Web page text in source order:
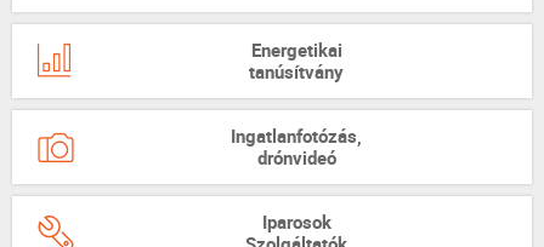
Energetikai
tanúsítvány
Ingatlanfotózás,
drónvideó
Iparosok